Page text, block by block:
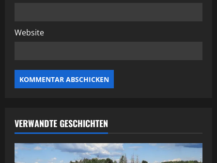
Website
VERWANDTE GESCHICHTEN